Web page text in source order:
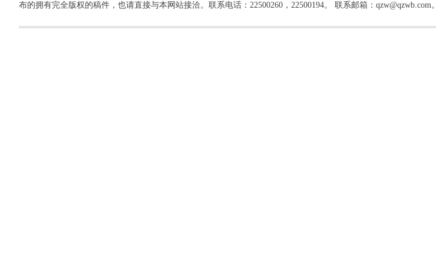
布的拥有完全版权的稿件，也请直接与本网站接洽。联系电话：22500260，22500194。 联系邮箱：qzw@qzwb.com。